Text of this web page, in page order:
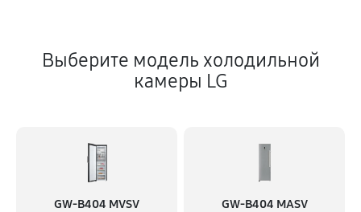
Выберите модель холодильной
камеры LG
GW-B404 MVSV GW-B404 MASV